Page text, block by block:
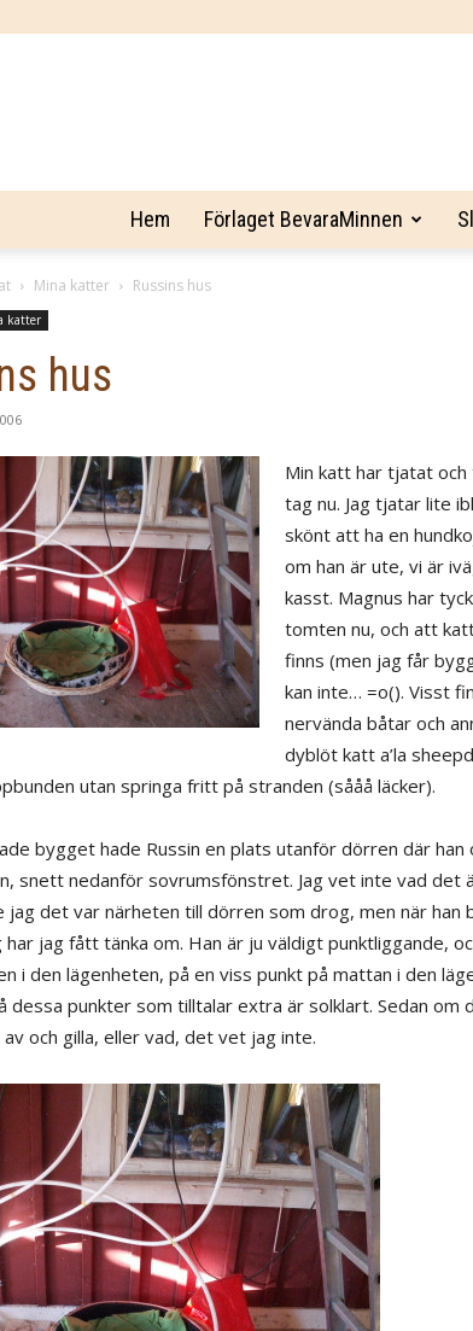
Hem Förlaget BevaraMinnen
Mina katter Russins hus
katter
hus
Min katt har tjatat
tag nu. Jag tjatar lite
skönt att ha en
om han är ute, vi är
kasst. Magnus har
tomten nu, och att
finns (men jag får
kan inte… =o(). Visst
nervända båtar och
dyblöt katt a’la
utan springa fritt på stranden (sååå läcker).
bygget hade Russin en plats utanför dörren där
snett nedanför sovrumsfönstret. Jag vet inte vad det
jag det var närheten till dörren som drog, men när han
jag fått tänka om. Han är ju väldigt punktliggande,
i den lägenheten, på en viss punkt på mattan i den
dessa punkter som tilltalar extra är solklart. Sedan
och gilla, eller vad, det vet jag inte.